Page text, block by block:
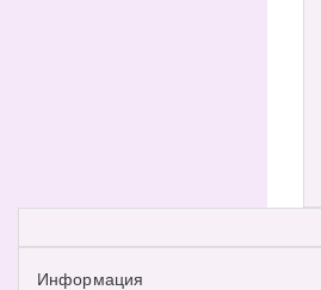
Информация